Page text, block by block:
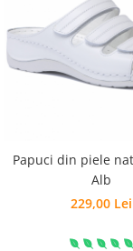
Papuci din piele naturala 255
Alb
229,00 Lei